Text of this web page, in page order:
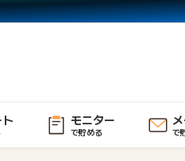
モニター
で貯める で